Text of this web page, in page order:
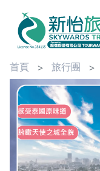
首頁 旅行團